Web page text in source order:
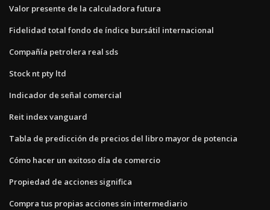
Valor presente de la calculadora futura
Fidelidad total fondo de índice bursátil internacional
Compañía petrolera real sds
Stock nt pty ltd
Indicador de señal comercial
Reit index vanguard
Tabla de predicción de precios del libro mayor de potencia
Cómo hacer un exitoso día de comercio
Propiedad de acciones significa
Compra tus propias acciones sin intermediario